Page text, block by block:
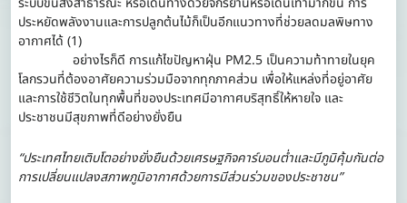
ประหยัดพลังงานและการปลูกต้นไม้ก็เป็นอีกแนวทางที่ช่วยลดมลพิษทาง
อากาศได้ (1)
อย่างไรก็ดี การแก้ไขปัญหาฝุ่น PM2.5 เป็นความท้าทายในยุค
โลกรวนที่ต้องอาศัยความร่วมมือจากทุกภาคส่วน เพื่อให้แหล่งที่อยู่อาศัย
และการใช้ชีวิตในทุกพื้นที่ของประเทศมีอากาศบริสุทธิ์ให้หายใจ และ
ประชาชนมีสุขภาพที่ดีอย่างยั่งยืน
“ประเทศไทยเติบโตอย่างยั่งยืนด้วยเศรษฐกิจคาร์บอนต่ำและมีภูมิคุ้มกันต่อ
การเปลี่ยนแปลงสภาพภูมิอากาศด้วยการมีส่วนร่วมของประชาชน”